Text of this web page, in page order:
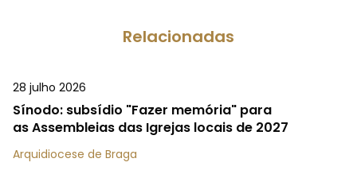
Relacionadas
28 julho 2026
Sínodo: subsídio "Fazer memória" para
as Assembleias das Igrejas locais de 2027
Arquidiocese de Braga